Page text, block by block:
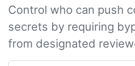
Control who can push
secrets by requiring
from designated